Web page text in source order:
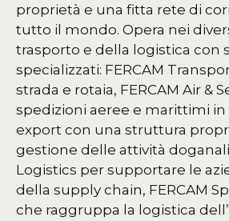
proprietà e una fitta rete di
tutto il mondo. Opera nei
trasporto e della logistica con
specializzati: FERCAM
strada e rotaia, FERCAM Air &
spedizioni aeree e marittimi
export con una struttura
gestione delle attività
Logistics per supportare le
della supply chain, FERCAM
che raggruppa la logistica